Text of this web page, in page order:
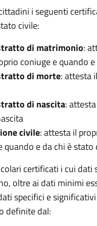
i seguenti
civile:
di matrimonio:
coniuge e quando
di morte: attesta
di nascita:
civile: attesta il
quando e da chi è
certificati i cui
oltre ai dati minimi
specifici e
definite dal: